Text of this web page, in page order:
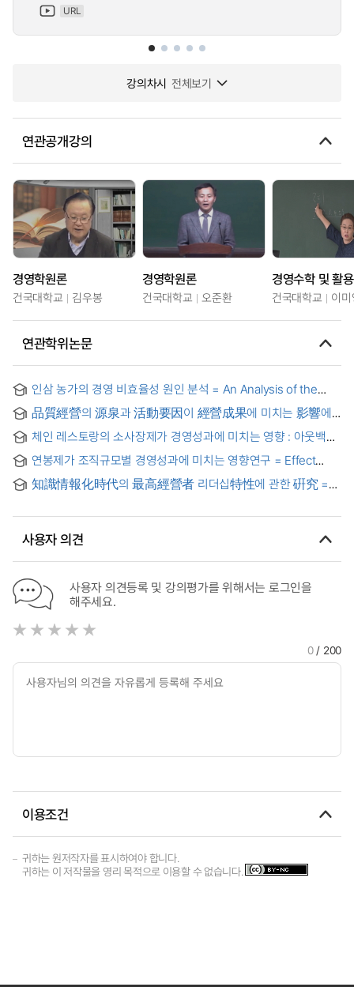
URL
강의차시 전체보기
연관공개강의
경영학원론
건국대학교 김우봉
경영학원론
건국대학교 오준환
경영수학 및 활용
건국대학교 이
연관학위논문
인삼 농가의 경영 비효율성 원인 분석 = An Analysis of the
Causes of Management Inefficiency of Ginseng Farm
品質經營의 源泉과 活動要因이 經營成果에 미치는 影響에
관한 實證 硏究 : 自動車部品産業을 中心으로 =
(An)empirical study on the effects of the infrastructure
practices and core practices of quality management on
management performance : primarily on the automobile
parts industry
체인 레스토랑의 소사장제가 경영성과에 미치는 영향 : 아웃백
스테이크 하우스를 중심으로 = (The) Influence of
Intrapreneur system of Chain Restaurant on management
result
연봉제가 조직규모별 경영성과에 미치는 영향연구 = Effect
Study that Annual Pay System Gets in Management
Performance by Organization Scale
知識情報化時代의 最高經營者 리더십特性에 관한 硏究 =
of Knowledge-Information
사용자 의견
사용자 의견등록 및 강의평가를 위해서는 로그인을
해주세요.
0/ 200
이용조건
귀하는 원저작자를 표시하여야 합니다.
귀하는 이 저작물을 영리 목적으로 이용할 수 없습니다.